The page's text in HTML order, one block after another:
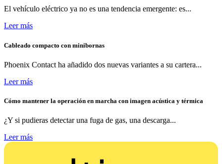
El vehículo eléctrico ya no es una tendencia emergente: es...
Leer más
Cableado compacto con minibornas
Phoenix Contact ha añadido dos nuevas variantes a su cartera...
Leer más
Cómo mantener la operación en marcha con imagen acústica y térmica
¿Y si pudieras detectar una fuga de gas, una descarga...
Leer más